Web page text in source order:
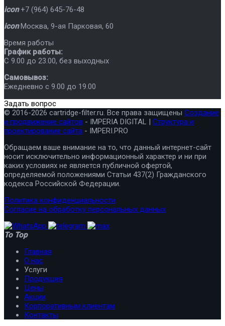
icon +7 (964) 645-76-48
icon Москва, 9-ая Парковая, 60
Время работы
График работы:
C 9.00 до 23.00, без выходных
Самовывоз:
Ежедневно с 9.00 до 19.00
Задать вопрос
© 2016-2026 cartridge-filter.ru. Все права защищены Создание
и продвижение сайтов - IMPERIA DIGITAL | Структура и
проектирование сайта - IMPERI.PRO
Обращаем ваше внимание на то, что данный интернет-сайт
носит исключительно информационный характер и ни при
каких условиях не является публичной офертой,
определяемой положениями Статьи 437(2) Гражданского
кодекса Российской Федерации.
Политика конфиденциальности
Согласие на обработку персональных данных
To Top
Главная
О нас
Услуги
Продукция
Цены
Акции
Корпоративным клиентам
Контакты